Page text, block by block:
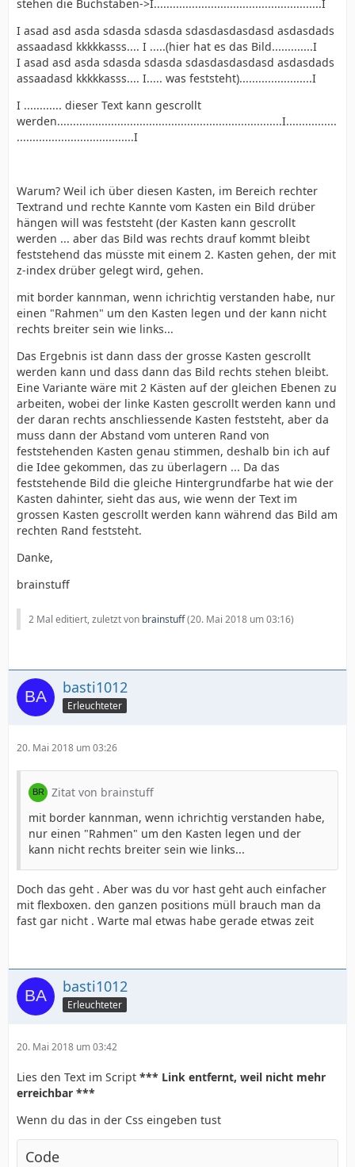
stehen die Buchstaben->I.....................................................I
I asad asd asda sdasda sdasda sdasdasdasdasd asdasdads
assaadasd kkkkkasss.... I .....(hier hat es das Bild.............I
I asad asd asda sdasda sdasda sdasdasdasdasd asdasdads
assaadasd kkkkkasss.... I..... was feststeht).......................I
I ............ dieser Text kann gescrollt
werden.......................................................................I................
.....................................I
Warum? Weil ich über diesen Kasten, im Bereich rechter
Textrand und rechte Kannte vom Kasten ein Bild drüber
hängen will was feststeht (der Kasten kann gescrollt
werden ... aber das Bild was rechts drauf kommt bleibt
feststehend das müsste mit einem 2. Kasten gehen, der mit
z-index drüber gelegt wird, gehen.
mit border kannman, wenn ichrichtig verstanden habe, nur
einen "Rahmen" um den Kasten legen und der kann nicht
rechts breiter sein wie links...
Das Ergebnis ist dann dass der grosse Kasten gescrollt
werden kann und dass dann das Bild rechts stehen bleibt.
Eine Variante wäre mit 2 Kästen auf der gleichen Ebenen zu
arbeiten, wobei der linke Kasten gescrollt werden kann und
der daran rechts anschliessende Kasten feststeht, aber da
muss dann der Abstand vom unteren Rand von
feststehenden Kasten genau stimmen, deshalb bin ich auf
die Idee gekommen, das zu überlagern ... Da das
feststehende Bild die gleiche Hintergrundfarbe hat wie der
Kasten dahinter, sieht das aus, wie wenn der Text im
grossen Kasten gescrollt werden kann während das Bild am
rechten Rand feststeht.
Danke,
brainstuff
2 Mal editiert, zuletzt von brainstuff(20. Mai 2018 um 03:16)
basti1012
Erleuchteter
20. Mai 2018 um 03:26
Zitat von brainstuff
mit border kannman, wenn ichrichtig verstanden habe,
nur einen "Rahmen" um den Kasten legen und der
kann nicht rechts breiter sein wie links...
Doch das geht . Aber was du vor hast geht auch einfacher
mit flexboxen. den ganzen positions müll brauch man da
fast gar nicht . Warte mal etwas habe gerade etwas zeit
basti1012
Erleuchteter
20. Mai 2018 um 03:42
Lies den Text im Script *** Link entfernt, weil nicht mehr
erreichbar ***
Wenn du das in der Css eingeben tust
Code